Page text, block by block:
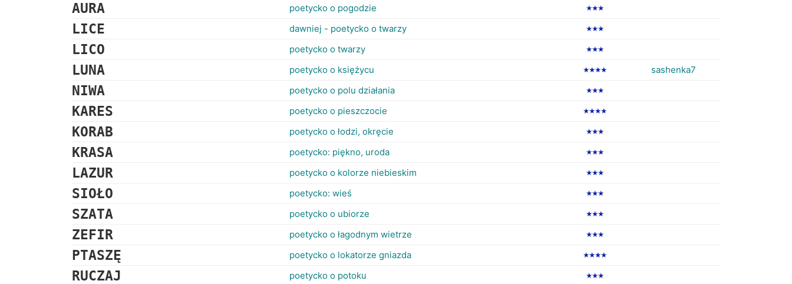
AURA poetycko o pogodzie ★★★
LICE dawniej - poetycko o twarzy ★★★
LICO poetycko o twarzy ★★★
LUNA poetycko o księżycu ★★★★ sashenka7
NIWA poetycko o polu działania ★★★
KARES poetycko o pieszczocie ★★★★
KORAB poetycko o łodzi, okręcie ★★★
KRASA poetycko: piękno, uroda ★★★
LAZUR poetycko o kolorze niebieskim ★★★
SIOŁO poetycko: wieś ★★★
SZATA poetycko o ubiorze ★★★
ZEFIR poetycko o łagodnym wietrze ★★★
PTASZĘ poetycko o lokatorze gniazda ★★★★
RUCZAJ poetycko o potoku ★★★